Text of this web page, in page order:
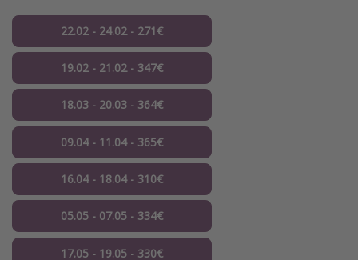
22.02 - 24.02 - 271€
19.02 - 21.02 - 347€
18.03 - 20.03 - 364€
09.04 - 11.04 - 365€
16.04 - 18.04 - 310€
05.05 - 07.05 - 334€
17.05 - 19.05 - 330€